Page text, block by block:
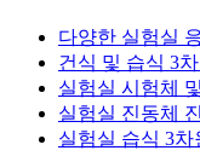
다양한 실험실
건식 및 습식 3
실험실 시험체
실험실 진동체
실험실 습식 3차